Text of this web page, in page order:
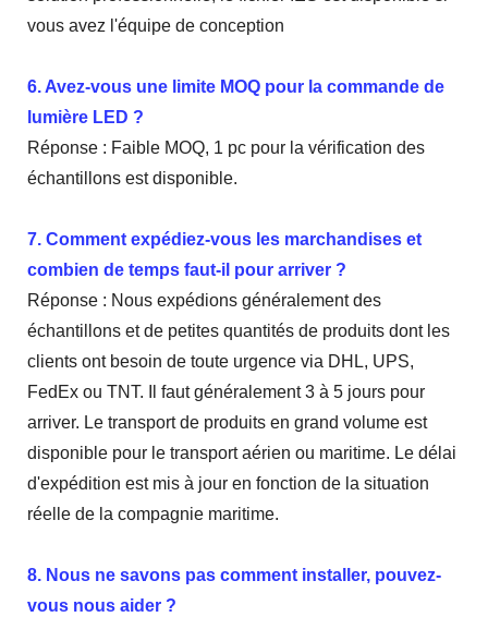
vous avez l'équipe de conception
6. Avez-vous une limite MOQ pour la commande de
lumière LED ?
Réponse : Faible MOQ, 1 pc pour la vérification des
échantillons est disponible.
7. Comment expédiez-vous les marchandises et
combien de temps faut-il pour arriver ?
Réponse : Nous expédions généralement des
échantillons et de petites quantités de produits dont les
clients ont besoin de toute urgence via DHL, UPS,
FedEx ou TNT. Il faut généralement 3 à 5 jours pour
arriver. Le transport de produits en grand volume est
disponible pour le transport aérien ou maritime. Le délai
d'expédition est mis à jour en fonction de la situation
réelle de la compagnie maritime.
8. Nous ne savons pas comment installer, pouvez-
vous nous aider ?